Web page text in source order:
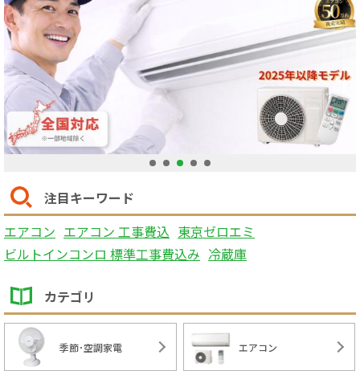
1 2 3 4 5
注目キーワード
エアコン エアコン 工事費込 東京ゼロエミ
ビルトインコンロ 標準工事費込み 冷蔵庫
カテゴリ
季節･空調家電 エアコン